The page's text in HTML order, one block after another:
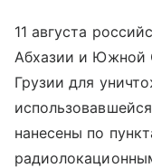
11 августа
Абхазии и Южной
Грузии для
нанесены по